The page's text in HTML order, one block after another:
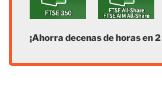
¡Ahorra decenas de horas en